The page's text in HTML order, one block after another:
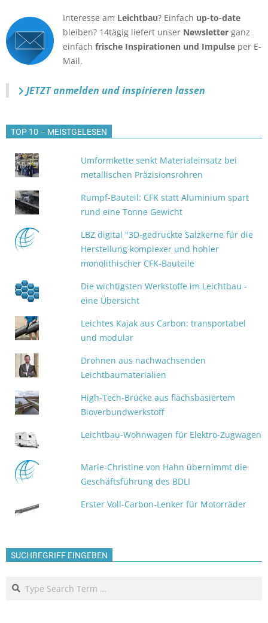
Interesse am Leichtbau? Einfach up-to-date
bleiben? 14tägig liefert unser Newsletter ganz
einfach frische Inspirationen und Impulse per E-
Mail.
JETZT anmelden und inspirieren lassen
TOP 10 – MEISTGELESEN
Umformkette senkt Materialeinsatz bei
metallischen Präzisionsrohren
Rumpf-Bauteil: CFK statt Aluminium spart
rund eine Tonne Gewicht
LBZ digital "3D-gedruckte Salzkerne für die
Herstellung komplexer und hohler
monolithischer CFK-Bauteile
Die wichtigsten Werkstoffe im Leichtbau -
eine Übersicht
Leichtes Kajak aus Carbon: transportabel
und modular
Drohnen aus nachwachsenden
Leichtbaumaterialien
High-Tech-Brücke aus flachsbasiertem
Bioverbundwerkstoff
Leichtbau-Wohnwagen für Elektro-Zugwagen
Marie-Christine von Hahn übernimmt die
Geschäftsführung des BDLI
Erster Voll-Carbon-Lenker für Motorräder
SUCHBEGRIFF EINGEBEN
Search